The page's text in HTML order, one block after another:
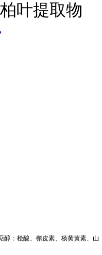
叶提取物
醇；桧酸、槲皮素、杨黄黄素、山